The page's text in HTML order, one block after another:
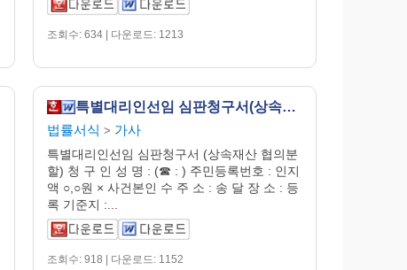
조회수: 634 | 다운로드: 1213
특별대리인선임 심판청구서(상속재산 협의분할)
법률서식 > 가사
특별대리인선임 심판청구서 (상속재산 협의분
할) 청 구 인 성 명 : (☎ : ) 주민등록번호 : 인지
액 ○,○원 × 사건본인 수 주 소 : 송 달 장 소 : 등
록 기준지 :...
조회수: 918 | 다운로드: 1152